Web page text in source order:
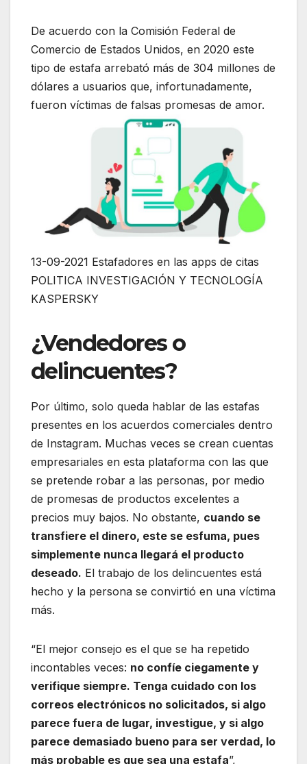
De acuerdo con la Comisión Federal de
Comercio de Estados Unidos, en 2020 este
tipo de estafa arrebató más de 304 millones de
dólares a usuarios que, infortunadamente,
fueron víctimas de falsas promesas de amor.
13-09-2021 Estafadores en las apps de citas
POLITICA INVESTIGACIÓN Y TECNOLOGÍA
KASPERSKY
¿Vendedores o
delincuentes?
Por último, solo queda hablar de las estafas
presentes en los acuerdos comerciales dentro
de Instagram. Muchas veces se crean cuentas
empresariales en esta plataforma con las que
se pretende robar a las personas, por medio
de promesas de productos excelentes a
precios muy bajos. No obstante, cuando se
transfiere el dinero, este se esfuma, pues
simplemente nunca llegará el producto
deseado. El trabajo de los delincuentes está
hecho y la persona se convirtió en una víctima
más.
“El mejor consejo es el que se ha repetido
incontables veces: no confíe ciegamente y
verifique siempre. Tenga cuidado con los
correos electrónicos no solicitados, si algo
parece fuera de lugar, investigue, y si algo
parece demasiado bueno para ser verdad, lo
más probable es que sea una estafa”,